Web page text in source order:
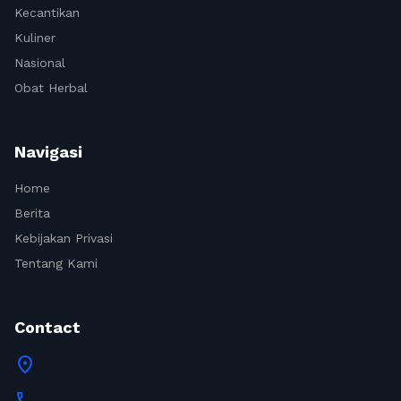
Kecantikan
Kuliner
Nasional
Obat Herbal
Navigasi
Home
Berita
Kebijakan Privasi
Tentang Kami
Contact
location_on